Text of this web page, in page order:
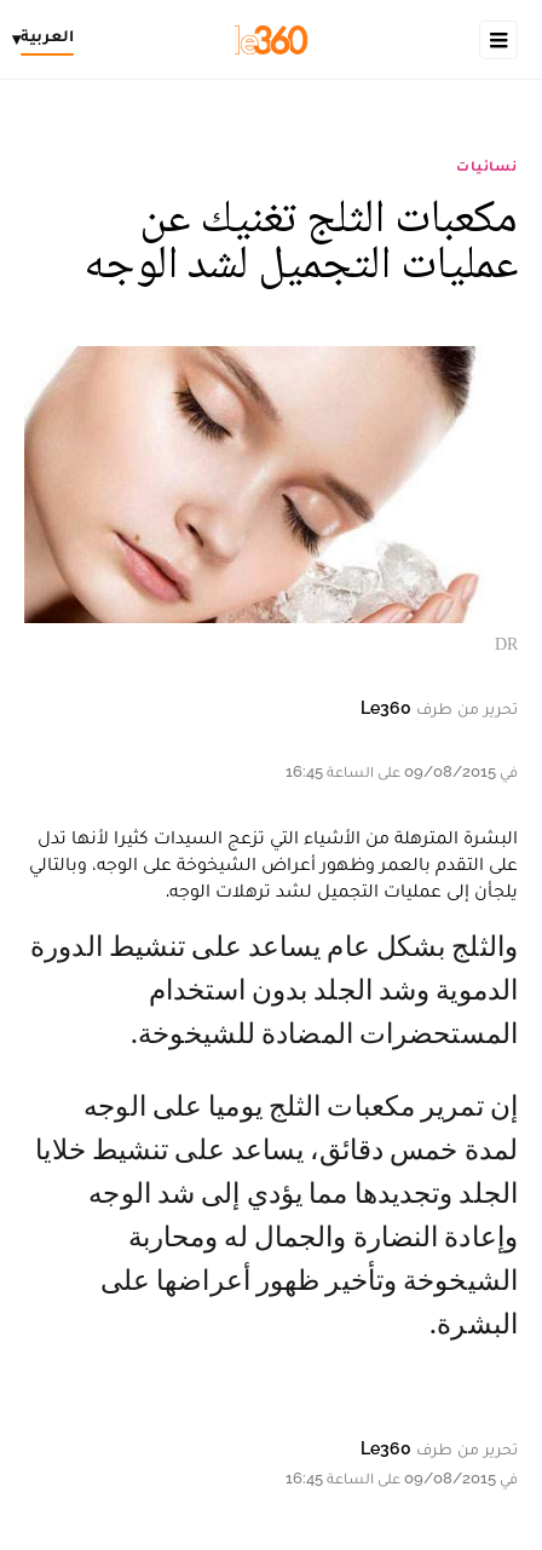
العربية▾
نسائيات
مكعبات الثلج تغنيك عن
عمليات التجميل لشد الوجه
DR
تحرير من طرف Le360
في 09/08/2015 على الساعة 16:45
البشرة المترهلة من الأشياء التي تزعج السيدات كثيرا لأنها تدل
على التقدم بالعمر وظهور أعراض الشيخوخة على الوجه، وبالتالي
يلجأن إلى عمليات التجميل لشد ترهلات الوجه.
والثلج بشكل عام يساعد على تنشيط الدورة
الدموية وشد الجلد بدون استخدام
المستحضرات المضادة للشيخوخة.
إن تمرير مكعبات الثلج يوميا على الوجه
لمدة خمس دقائق، يساعد على تنشيط خلايا
الجلد وتجديدها مما يؤدي إلى شد الوجه
وإعادة النضارة والجمال له ومحاربة
الشيخوخة وتأخير ظهور أعراضها على
البشرة.
تحرير من طرف Le360
في 09/08/2015 على الساعة 16:45